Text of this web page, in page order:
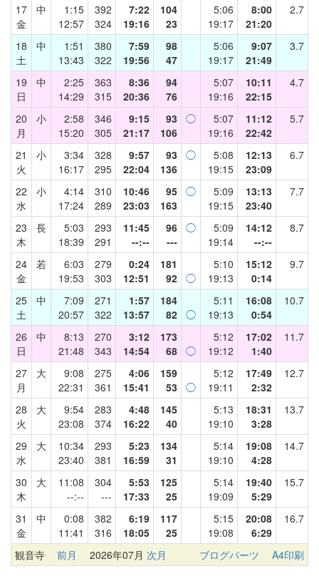
17
金
中
1:15
12:57
392
324
7:22
19:16
104
23
5:06
19:17
8:00
21:20
2.7
18
土
中
1:51
13:43
380
322
7:59
19:56
98
47
5:06
19:17
9:07
21:49
3.7
19
日
中
2:25
14:29
363
315
8:36
20:36
94
76
5:07
19:16
10:11
22:15
4.7
20
月
小
2:58
15:20
346
305
9:15
21:17
93
106
◯
5:07
19:16
11:12
22:42
5.7
21
火
小
3:34
16:17
328
295
9:57
22:04
93
136
◯
5:08
19:15
12:13
23:09
6.7
22
水
小
4:14
17:24
310
289
10:46
23:03
95
163
◯
5:09
19:15
13:13
23:40
7.7
23
木
長
5:03
18:39
293
291
11:45
--:--
96
---
◯
5:09
19:14
14:12
--:--
8.7
24
金
若
6:03
19:53
279
303
0:24
12:51
181
92 ◯
5:10
19:13
15:12
0:14
9.7
25
土
中
7:09
20:57
271
322
1:57
13:57
184
82 ◯
5:11
19:13
16:08
0:54
10.7
26
日
中
8:13
21:48
270
343
3:12
14:54
173
68 ◯
5:12
19:12
17:02
1:40
11.7
27
月
大
9:08
22:31
275
361
4:06
15:41
159
53 ◯
5:12
19:11
17:49
2:32
12.7
28
火
大
9:54
23:08
283
374
4:48
16:22
145
40
5:13
19:10
18:31
3:28
13.7
29
水
大
10:34
23:40
293
381
5:23
16:59
134
31
5:14
19:10
19:08
4:28
14.7
30
木
大
11:08
--:--
304
---
5:53
17:33
125
25
5:14
19:09
19:40
5:29
15.7
31
金
中
0:08
11:41
382
316
6:19
18:05
117
25
5:15
19:08
20:08
6:29
16.7
観音寺 前月 2026年07月 次月 ブログパーツ A4印刷